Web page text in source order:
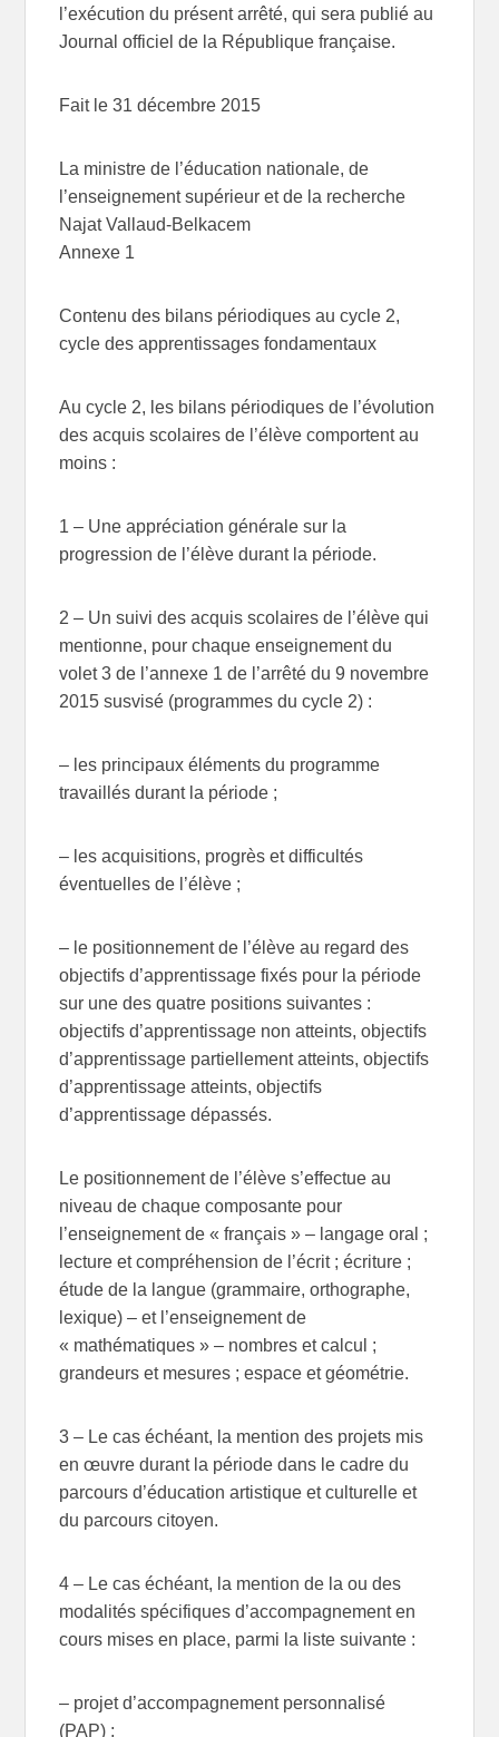
l’exécution du présent arrêté, qui sera publié au
Journal officiel de la République française.
Fait le 31 décembre 2015
La ministre de l’éducation nationale, de
l’enseignement supérieur et de la recherche
Najat Vallaud-Belkacem
Annexe 1
Contenu des bilans périodiques au cycle 2,
cycle des apprentissages fondamentaux
Au cycle 2, les bilans périodiques de l’évolution
des acquis scolaires de l’élève comportent au
moins :
1 – Une appréciation générale sur la
progression de l’élève durant la période.
2 – Un suivi des acquis scolaires de l’élève qui
mentionne, pour chaque enseignement du
volet 3 de l’annexe 1 de l’arrêté du 9 novembre
2015 susvisé (programmes du cycle 2) :
– les principaux éléments du programme
travaillés durant la période ;
– les acquisitions, progrès et difficultés
éventuelles de l’élève ;
– le positionnement de l’élève au regard des
objectifs d’apprentissage fixés pour la période
sur une des quatre positions suivantes :
objectifs d’apprentissage non atteints, objectifs
d’apprentissage partiellement atteints, objectifs
d’apprentissage atteints, objectifs
d’apprentissage dépassés.
Le positionnement de l’élève s’effectue au
niveau de chaque composante pour
l’enseignement de « français » – langage oral ;
lecture et compréhension de l’écrit ; écriture ;
étude de la langue (grammaire, orthographe,
lexique) – et l’enseignement de
« mathématiques » – nombres et calcul ;
grandeurs et mesures ; espace et géométrie.
3 – Le cas échéant, la mention des projets mis
en œuvre durant la période dans le cadre du
parcours d’éducation artistique et culturelle et
du parcours citoyen.
4 – Le cas échéant, la mention de la ou des
modalités spécifiques d’accompagnement en
cours mises en place, parmi la liste suivante :
– projet d’accompagnement personnalisé
(PAP) ;